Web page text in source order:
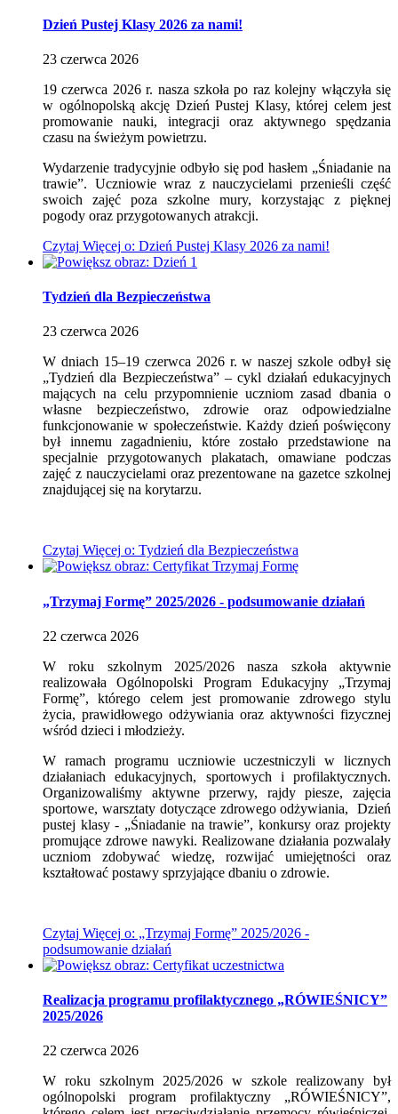
Dzień Pustej Klasy 2026 za nami!
23 czerwca 2026
19 czerwca 2026 r. nasza szkoła po raz kolejny włączyła się
w ogólnopolską akcję Dzień Pustej Klasy, której celem jest
promowanie nauki, integracji oraz aktywnego spędzania
czasu na świeżym powietrzu.
Wydarzenie tradycyjnie odbyło się pod hasłem „Śniadanie na
trawie”. Uczniowie wraz z nauczycielami przenieśli część
swoich zajęć poza szkolne mury, korzystając z pięknej
pogody oraz przygotowanych atrakcji.
Czytaj Więcej o: Dzień Pustej Klasy 2026 za nami!
Tydzień dla Bezpieczeństwa
23 czerwca 2026
W dniach 15–19 czerwca 2026 r. w naszej szkole odbył się
„Tydzień dla Bezpieczeństwa” – cykl działań edukacyjnych
mających na celu przypomnienie uczniom zasad dbania o
własne bezpieczeństwo, zdrowie oraz odpowiedzialne
funkcjonowanie w społeczeństwie. Każdy dzień poświęcony
był innemu zagadnieniu, które zostało przedstawione na
specjalnie przygotowanych plakatach, omawiane podczas
zajęć z nauczycielami oraz prezentowane na gazetce szkolnej
znajdującej się na korytarzu.
Czytaj Więcej o: Tydzień dla Bezpieczeństwa
„Trzymaj Formę” 2025/2026 - podsumowanie działań
22 czerwca 2026
W roku szkolnym 2025/2026 nasza szkoła aktywnie
realizowała Ogólnopolski Program Edukacyjny „Trzymaj
Formę”, którego celem jest promowanie zdrowego stylu
życia, prawidłowego odżywiania oraz aktywności fizycznej
wśród dzieci i młodzieży.
W ramach programu uczniowie uczestniczyli w licznych
działaniach edukacyjnych, sportowych i profilaktycznych.
Organizowaliśmy aktywne przerwy, rajdy piesze, zajęcia
sportowe, warsztaty dotyczące zdrowego odżywiania, Dzień
pustej klasy - „Śniadanie na trawie”, konkursy oraz projekty
promujące zdrowe nawyki. Realizowane działania pozwalały
uczniom zdobywać wiedzę, rozwijać umiejętności oraz
kształtować postawy sprzyjające dbaniu o zdrowie.
Czytaj Więcej o: „Trzymaj Formę” 2025/2026 -
podsumowanie działań
Realizacja programu profilaktycznego „RÓWIEŚNICY”
2025/2026
22 czerwca 2026
W roku szkolnym 2025/2026 w szkole realizowany był
ogólnopolski program profilaktyczny „RÓWIEŚNICY”,